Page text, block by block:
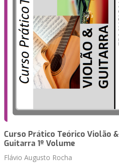
Curso Prático Teórico Violão &
Guitarra 1º Volume
Flávio Augusto Rocha